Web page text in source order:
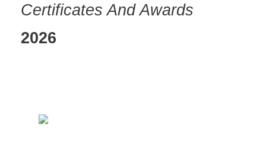
Certificates And Awards
2026